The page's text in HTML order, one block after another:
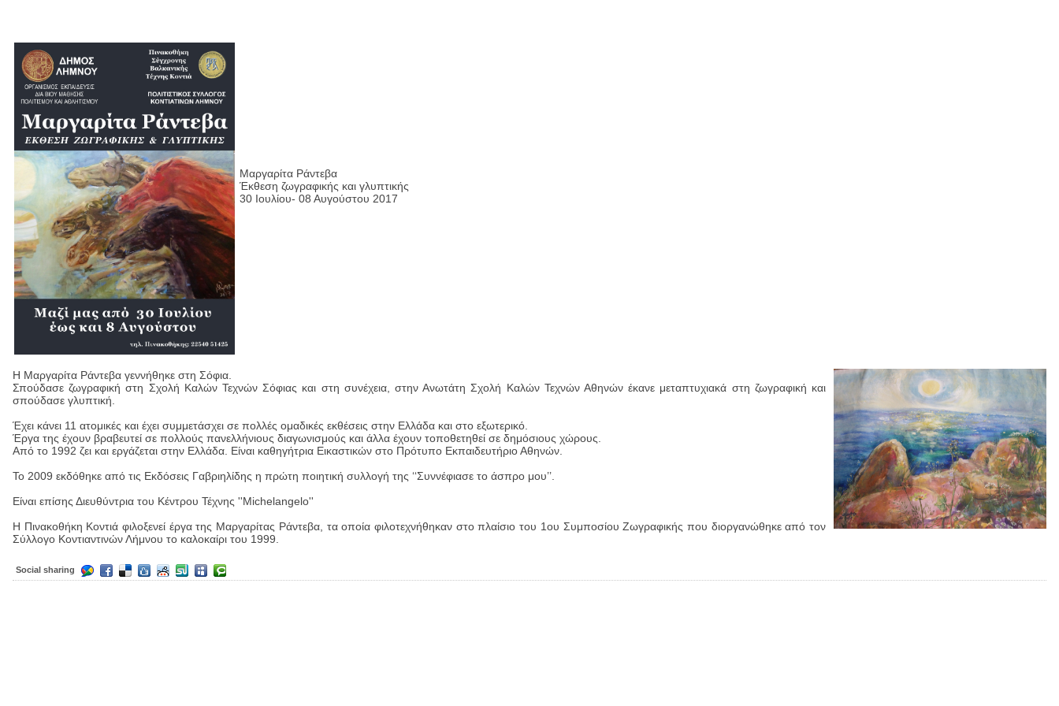
Μαργαρίτα Ράντεβα
Έκθεση ζωγραφικής και γλυπτικής
30 Ιουλίου- 08 Αυγούστου 2017
Η Μαργαρίτα Ράντεβα γεννήθηκε στη Σόφια.
Σπούδασε ζωγραφική στη Σχολή Καλών Τεχνών Σόφιας και στη συνέχεια, στην Ανωτάτη Σχολή Καλών Τεχνών Αθηνών έκανε μεταπτυχιακά στη ζωγραφική και
σπούδασε γλυπτική.
Έχει κάνει 11 ατομικές και έχει συμμετάσχει σε πολλές ομαδικές εκθέσεις στην Ελλάδα και στο εξωτερικό.
Έργα της έχουν βραβευτεί σε πολλούς πανελλήνιους διαγωνισμούς και άλλα έχουν τοποθετηθεί σε δημόσιους χώρους.
Από το 1992 ζει και εργάζεται στην Ελλάδα. Είναι καθηγήτρια Εικαστικών στο Πρότυπο Εκπαιδευτήριο Αθηνών.
Το 2009 εκδόθηκε από τις Εκδόσεις Γαβριηλίδης η πρώτη ποιητική συλλογή της ‘‘Συννέφιασε το άσπρο μου’’.
Είναι επίσης Διευθύντρια του Κέντρου Τέχνης ''Michelangelo''
Η Πινακοθήκη Κοντιά φιλοξενεί έργα της Μαργαρίτας Ράντεβα, τα οποία φιλοτεχνήθηκαν στο πλαίσιο του 1ου Συμποσίου Ζωγραφικής που διοργανώθηκε από τον
Σύλλογο Κοντιαντινών Λήμνου το καλοκαίρι του 1999.
Social sharing